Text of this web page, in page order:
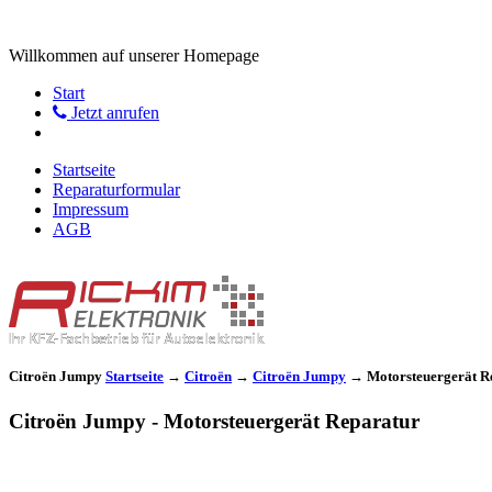
Willkommen auf unserer Homepage
Start
Jetzt anrufen
Startseite
Reparaturformular
Impressum
AGB
Citroën Jumpy Startseite → Citroën → Citroën Jumpy → Motorsteuergerät
Citroën Jumpy - Motorsteuergerät Reparatur